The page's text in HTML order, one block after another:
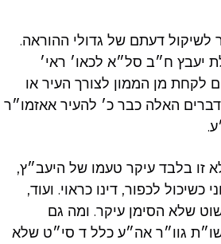
לשיקול דעתם של גדולי ההוראה.
יעבץ ח״ב סל״א לכאו׳ ראי׳
לקחת מן הממון לצורך העיר או
האלה כבר כ׳ להעיר אאזמו״ר
זו בלבד עיקר טעמו של היעב״ץ,
לכפור, דינו כראוי. ועוד,
שלא הסימן עיקר. ומה גם
גוו״ר אה״ע כלל ד סי״ט שלא